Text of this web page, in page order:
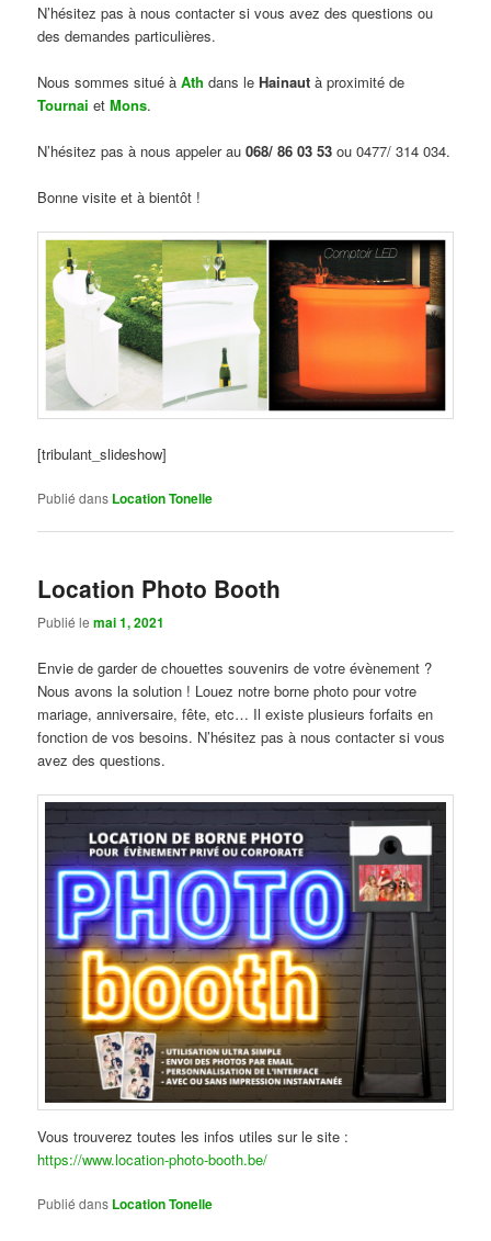
N’hésitez pas à nous contacter si vous avez des questions ou
des demandes particulières.
Nous sommes situé àAth dans leHainaut à proximité de
Tournai etMons.
N’hésitez pas à nous appeler au068/ 86 03 53 ou 0477/ 314 034.
Bonne visite et à bientôt !
[tribulant_slideshow]
Publié dans Location Tonelle
Location Photo Booth
Publié lemai 1, 2021
Envie de garder de chouettes souvenirs de votre évènement ?
Nous avons la solution ! Louez notre borne photo pour votre
mariage, anniversaire, fête, etc… Il existe plusieurs forfaits en
fonction de vos besoins. N’hésitez pas à nous contacter si vous
avez des questions.
Vous trouverez toutes les infos utiles sur le site :
https://www.location-photo-booth.be/
Publié dans Location Tonelle